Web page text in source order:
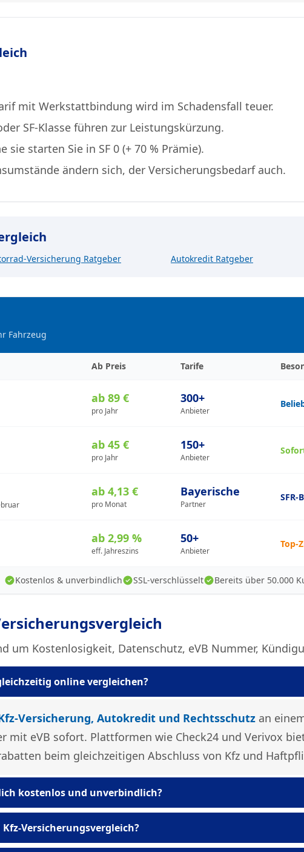
mit Werkstattbindung wird im Schadensfall teuer.
SF-Klasse führen zur Leistungskürzung.
sie starten Sie in SF 0 (+ 70 % Prämie).
ändern sich, der Versicherungsbedarf auch.
Versicherung Ratgeber Autokredit Ratgeber
Fahrzeug
Ab Preis Tarife
ab 89 €
pro Jahr
300+
Anbieter
ab 45 €
pro Jahr
150+
Anbieter
ab 4,13 €
pro Monat
Bayerische
Partner
SFR-
ab 2,99 %
eff. Jahreszins
50+
Anbieter
Top-
Kostenlos & unverbindlich SSL-verschlüsselt Bereits über 50.000
um Kostenlosigkeit, Datenschutz, eVB Nummer,
online vergleichen?
Versicherung, Autokredit und Rechtsschutz an
mit eVB sofort. Plattformen wie Check24 und Verivox
beim gleichzeitigen Abschluss von Kfz und
kostenlos und unverbindlich?
Versicherungsvergleich?